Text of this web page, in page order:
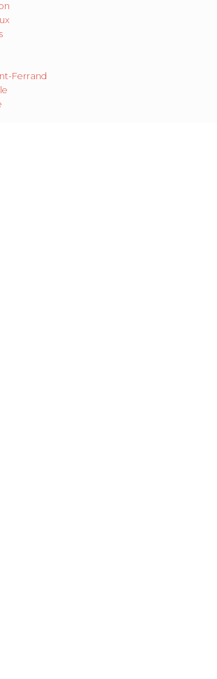
Ferrand